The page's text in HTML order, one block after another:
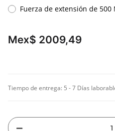
Fuerza de extensión de 500
Mex$ 2009,49
Tiempo de entrega: 5 - 7 Días